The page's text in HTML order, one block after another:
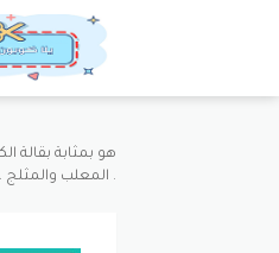
المعلب والمثلج ، منتجات الالبان والبيض ، زيوت وسمن ، سناكس وشوكلا ، مشروبات ، منتجات للعناية بالمنزل والعناية الشخصية .